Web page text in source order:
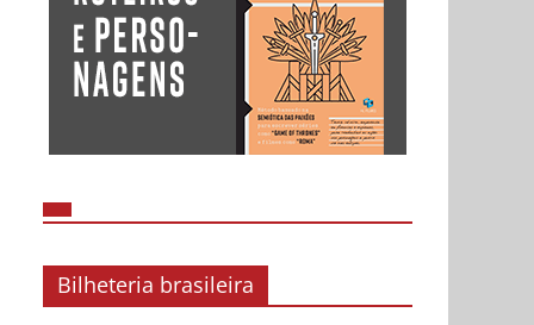
Bilheteria brasileira